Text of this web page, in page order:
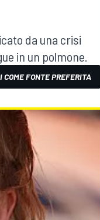
da una crisi
in un polmone.
COME FONTE PREFERITA